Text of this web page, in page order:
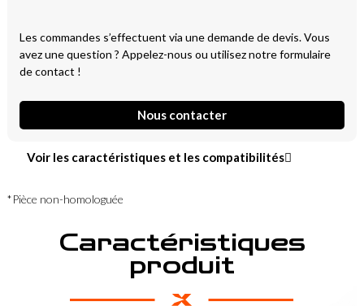
Les commandes s’effectuent via une demande de devis. Vous
avez une question ? Appelez-nous ou utilisez notre formulaire
de contact !
Nous contacter
Voir les caractéristiques et les compatibilités
*Pièce non-homologuée
Caractéristiques
produit